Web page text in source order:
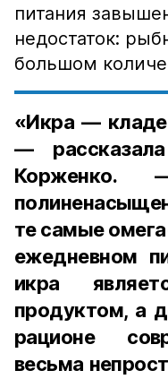
питания
недостаток:
большом
«Икра —
—
Корженко.
те самые
ежедневном
икра
продуктом, а
рационе
весьма